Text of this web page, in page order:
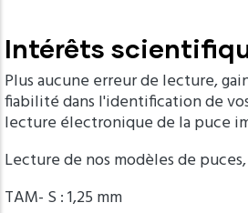
Intérêts
Plus aucune erreur de lecture,
fiabilité dans l'identification de
lecture électronique de la puce
Lecture de nos modèles de
TAM- S : 1,25 mm